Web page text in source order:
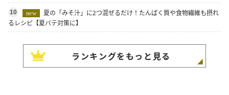
10 new
夏の「みそ汁」に2つ混ぜるだけ！たんぱく質や食物繊維も摂れ
るレシピ【夏バテ対策に】
ランキングをもっと見る